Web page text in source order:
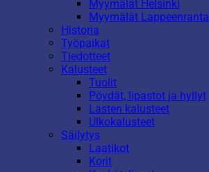
Myymälät Helsinki
Myymälät Lappeenranta
Historia
Työpaikat
Tiedotteet
Kalusteet
Tuolit
Pöydät, lipastot ja hyllyt
Lasten kalusteet
Ulkokalusteet
Säilytys
Laatikot
Korit